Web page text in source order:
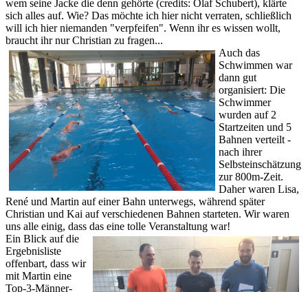
wem seine Jacke die denn gehörte (credits: Olaf Schubert), klärte
sich alles auf. Wie? Das möchte ich hier nicht verraten, schließlich
will ich hier niemanden "verpfeifen". Wenn ihr es wissen wollt,
braucht ihr nur Christian zu fragen...
Auch das
Schwimmen war
dann gut
organisiert: Die
Schwimmer
wurden auf 2
Startzeiten und 5
Bahnen verteilt -
nach ihrer
Selbsteinschätzung
zur 800m-Zeit.
Daher waren Lisa,
René und Martin auf einer Bahn unterwegs, während später
Christian und Kai auf verschiedenen Bahnen starteten. Wir waren
uns alle einig, dass das eine tolle Veranstaltung war!
Ein Blick auf die
Ergebnisliste
offenbart, dass wir
mit Martin eine
Top-3-Männer-